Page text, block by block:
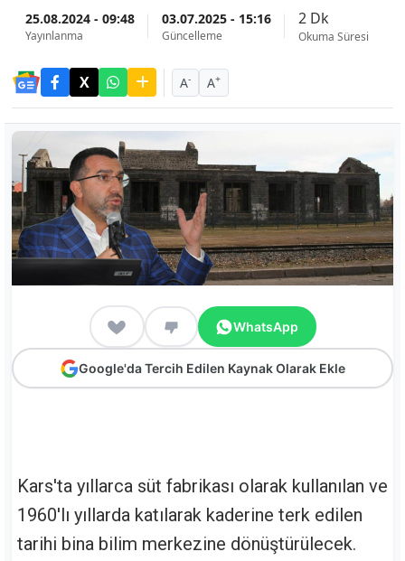
25.08.2024 - 09:48
Yayınlanma
03.07.2025 - 15:16
Güncelleme
2 Dk
Okuma Süresi
A- A+
WhatsApp
Google'da Tercih Edilen Kaynak Olarak Ekle
Kars'ta yıllarca süt fabrikası olarak kullanılan ve
1960'lı yıllarda katılarak kaderine terk edilen
tarihi bina bilim merkezine dönüştürülecek.